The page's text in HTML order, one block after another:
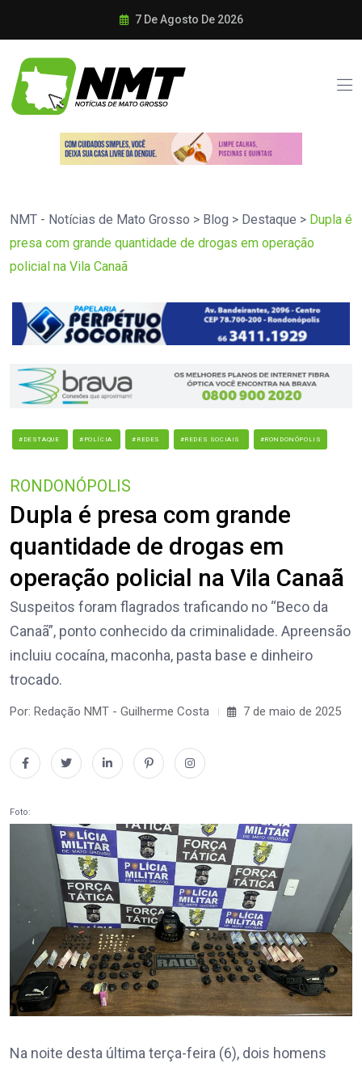
7 De Agosto De 2026
NMT - Notícias de Mato Grosso > Blog > Destaque > Dupla é
presa com grande quantidade de drogas em operação
policial na Vila Canaã
#DESTAQUE #POLÍCIA #REDES #REDES SOCIAIS #RONDONÓPOLIS
RONDONÓPOLIS
Dupla é presa com grande
quantidade de drogas em
operação policial na Vila Canaã
Suspeitos foram flagrados traficando no “Beco da
Canaã”, ponto conhecido da criminalidade. Apreensão
incluiu cocaína, maconha, pasta base e dinheiro
trocado.
Por: Redação NMT - Guilherme Costa 7 de maio de 2025
Foto:
Na noite desta última terça-feira (6), dois homens